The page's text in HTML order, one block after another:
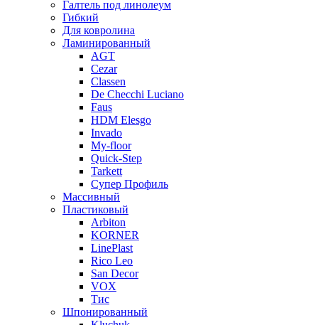
Галтель под линолеум
Гибкий
Для ковролина
Ламинированный
AGT
Cezar
Classen
De Checchi Luciano
Faus
HDM Elesgo
Invado
My-floor
Quick-Step
Tarkett
Супер Профиль
Массивный
Пластиковый
Arbiton
KORNER
LinePlast
Rico Leo
San Decor
VOX
Тис
Шпонированный